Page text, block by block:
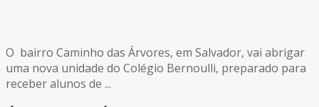
O bairro Caminho das Árvores, em Salvador, vai abrigar
uma nova unidade do Colégio Bernoulli, preparado para
receber alunos de ...